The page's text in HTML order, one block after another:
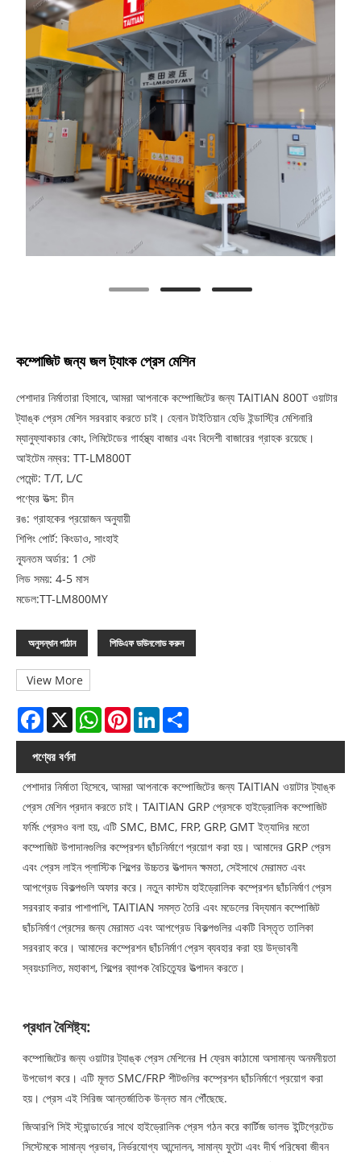
কম্পোজিট জন্য জল ট্যাংক প্রেস মেশিন
পেশাদার নির্মাতারা হিসাবে, আমরা আপনাকে কম্পোজিটের জন্য TAITIAN 800T ওয়াটার
ট্যাঙ্ক প্রেস মেশিন সরবরাহ করতে চাই। হেনান টাইতিয়ান হেভি ইন্ডাস্ট্রি মেশিনারি
ম্যানুফ্যাকচার কোং, লিমিটেডের গার্হস্থ্য বাজার এবং বিদেশী বাজারের গ্রাহক রয়েছে।
আইটেম নম্বর: TT-LM800T
পেমেন্ট: T/T, L/C
পণ্যের উত্স: চীন
রঙ: গ্রাহকের প্রয়োজন অনুযায়ী
শিপিং পোর্ট: কিংডাও, সাংহাই
ন্যূনতম অর্ডার: 1 সেট
লিড সময়: 4-5 মাস
মডেল:TT-LM800MY
অনুসন্ধান পাঠান পিডিএফ ডাউনলোড করুন
View More
Facebook
X WhatsAppPinterestLinkedIn
পণ্যের বর্ণনা
পেশাদার নির্মাতা হিসেবে, আমরা আপনাকে কম্পোজিটের জন্য TAITIAN ওয়াটার ট্যাঙ্ক
প্রেস মেশিন প্রদান করতে চাই। TAITIAN GRP প্রেসকে হাইড্রোলিক কম্পোজিট
ফর্মিং প্রেসও বলা হয়, এটি SMC, BMC, FRP, GRP, GMT ইত্যাদির মতো
কম্পোজিট উপাদানগুলির কম্প্রেশন ছাঁচনির্মাণে প্রয়োগ করা হয়। আমাদের GRP প্রেস
এবং প্রেস লাইন প্লাস্টিক শিল্পের উচ্চতর উত্পাদন ক্ষমতা, সেইসাথে মেরামত এবং
আপগ্রেড বিকল্পগুলি অফার করে। নতুন কাস্টম হাইড্রোলিক কম্প্রেশন ছাঁচনির্মাণ প্রেস
সরবরাহ করার পাশাপাশি, TAITIAN সমস্ত তৈরি এবং মডেলের বিদ্যমান কম্পোজিট
ছাঁচনির্মাণ প্রেসের জন্য মেরামত এবং আপগ্রেড বিকল্পগুলির একটি বিস্তৃত তালিকা
সরবরাহ করে। আমাদের কম্প্রেশন ছাঁচনির্মাণ প্রেস ব্যবহার করা হয় উদ্ভাবনী
স্বয়ংচালিত, মহাকাশ, শিল্পের ব্যাপক বৈচিত্র্যের উত্পাদন করতে।
প্রধান বৈশিষ্ট্য:
কম্পোজিটের জন্য ওয়াটার ট্যাঙ্ক প্রেস মেশিনের H ফ্রেম কাঠামো অসামান্য অনমনীয়তা
উপভোগ করে। এটি মূলত SMC/FRP শীটগুলির কম্প্রেশন ছাঁচনির্মাণে প্রয়োগ করা
হয়। প্রেস এই সিরিজ আন্তর্জাতিক উন্নত মান পৌঁছেছে.
জিআরপি সিই স্ট্যান্ডার্ডের সাথে হাইড্রোলিক প্রেস গঠন করে কার্টিজ ভালভ ইন্টিগ্রেটেড
সিস্টেমকে সামান্য প্রভাব, নির্ভরযোগ্য আন্দোলন, সামান্য ফুটো এবং দীর্ঘ পরিষেবা জীবন